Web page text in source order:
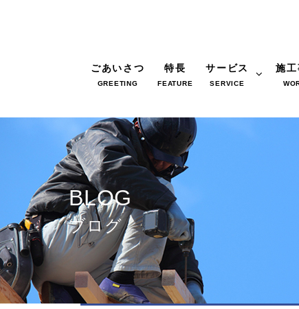
ごあいさつ
GREETING
特長
FEATURE
サービス
SERVICE
施工
BLOG
ブログ